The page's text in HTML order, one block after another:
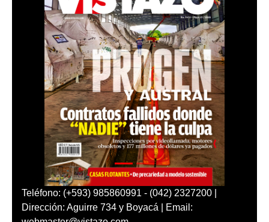
Teléfono: (+593) 985860991 - (042) 2327200 |
Dirección: Aguirre 734 y Boyacá | Email: